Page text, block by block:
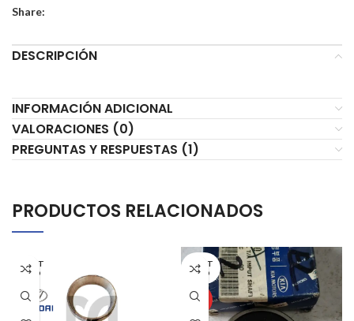
Share:
DESCRIPCIÓN
INFORMACIÓN ADICIONAL
VALORACIONES (0)
PREGUNTAS Y RESPUESTAS (1)
PRODUCTOS RELACIONADOS
AGOT
ADO
AGOT
ADO
HOT